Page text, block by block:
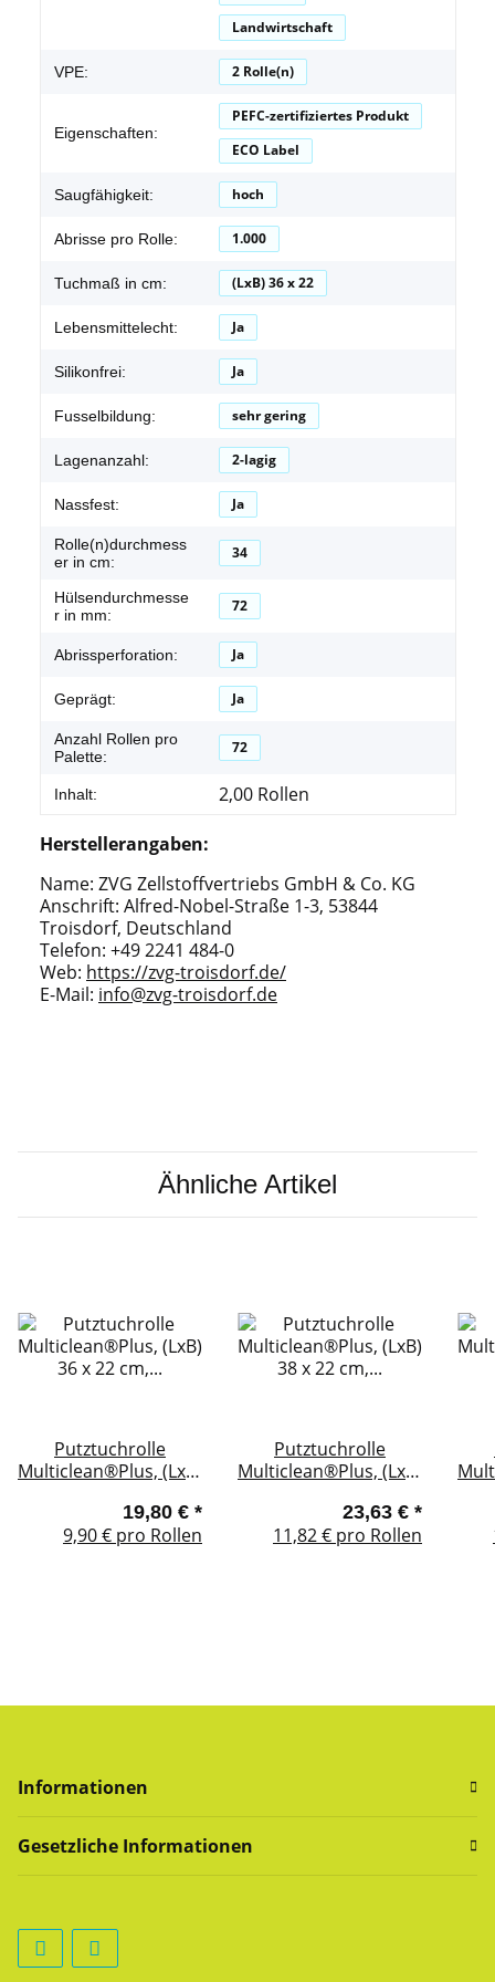
Landwirtschaft
VPE: 2 Rolle(n)
Eigenschaften:
PEFC-zertifiziertes Produkt
ECO Label
Saugfähigkeit: hoch
Abrisse pro Rolle: 1.000
Tuchmaß in cm: (LxB) 36 x 22
Lebensmittelecht: Ja
Silikonfrei: Ja
Fusselbildung: sehr gering
Lagenanzahl: 2-lagig
Nassfest: Ja
Rolle(n)durchmess
er in cm:
34
Hülsendurchmesse
r in mm:
72
Abrissperforation: Ja
Geprägt: Ja
Anzahl Rollen pro
Palette:
72
Inhalt: 2,00 Rollen
Herstellerangaben:
Name: ZVG Zellstoffvertriebs GmbH & Co. KG
Anschrift: Alfred-Nobel-Straße 1-3, 53844
Troisdorf, Deutschland
Telefon: +49 2241 484-0
Web: https://zvg-troisdorf.de/
E-Mail: info@zvg-troisdorf.de
Ähnliche Artikel
Putztuchrolle
Multiclean®Plus, (LxB)
500 Abrisse, blau,
silikonfrei
19,80 € *
9,90 € pro Rollen
Putztuchrolle
Multiclean®Plus, (LxB)
500 Abrisse, blau
23,63 € *
11,82 € pro Rollen
Informationen
Gesetzliche Informationen